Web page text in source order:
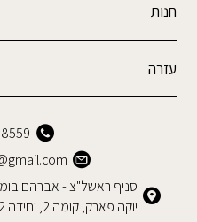
חנות
עזרה
יוקה פארק, קומה 2, יחידה C202 (מול איקאה)